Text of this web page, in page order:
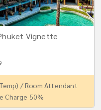
Vignette
/ Room Attendant
Charge 50%